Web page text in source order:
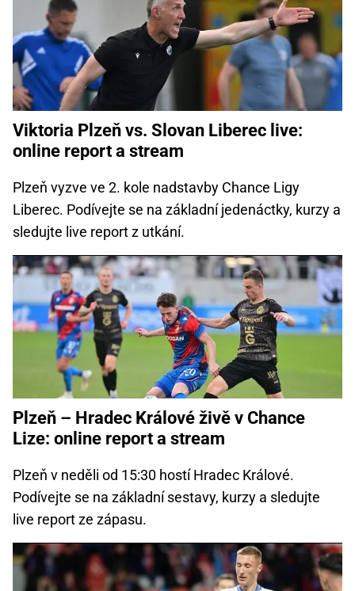
Viktoria Plzeň vs. Slovan Liberec live:
online report a stream
Plzeň vyzve ve 2. kole nadstavby Chance Ligy
Liberec. Podívejte se na základní jedenáctky, kurzy a
sledujte live report z utkání.
Plzeň – Hradec Králové živě v Chance
Lize: online report a stream
Plzeň v neděli od 15:30 hostí Hradec Králové.
Podívejte se na základní sestavy, kurzy a sledujte
live report ze zápasu.